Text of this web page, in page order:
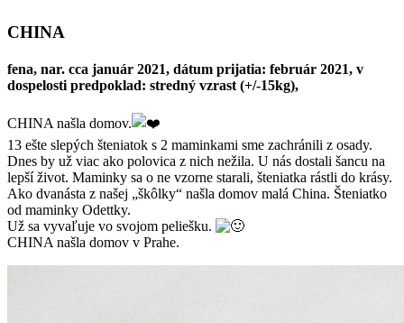
CHINA
fena, nar. cca január 2021, dátum prijatia: február 2021, v
dospelosti predpoklad: stredný vzrast (+/-15kg),
CHINA našla domov.
13 ešte slepých šteniatok s 2 maminkami sme zachránili z osady.
Dnes by už viac ako polovica z nich nežila. U nás dostali šancu na
lepší život. Maminky sa o ne vzorne starali, šteniatka rástli do krásy.
Ako dvanásta z našej „škôlky“ našla domov malá China. Šteniatko
od maminky Odettky.
Už sa vyvaľuje vo svojom peliešku.
CHINA našla domov v Prahe.